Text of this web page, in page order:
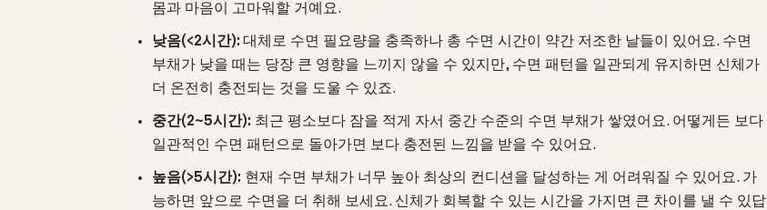
몸과 마음이 고마워할 거예요.
낮음(<2시간): 대체로 수면 필요량을 충족하나 총 수면 시간이 약간 저조한 날들이 있어요. 수면
부채가 낮을 때는 당장 큰 영향을 느끼지 않을 수 있지만, 수면 패턴을 일관되게 유지하면 신체가
더 온전히 충전되는 것을 도울 수 있죠.
중간(2~5시간): 최근 평소보다 잠을 적게 자서 중간 수준의 수면 부채가 쌓였어요. 어떻게든 보다
일관적인 수면 패턴으로 돌아가면 보다 충전된 느낌을 받을 수 있어요.
높음(>5시간): 현재 수면 부채가 너무 높아 최상의 컨디션을 달성하는 게 어려워질 수 있어요. 가
능하면 앞으로 수면을 더 취해 보세요. 신체가 회복할 수 있는 시간을 가지면 큰 차이를 낼 수 있답